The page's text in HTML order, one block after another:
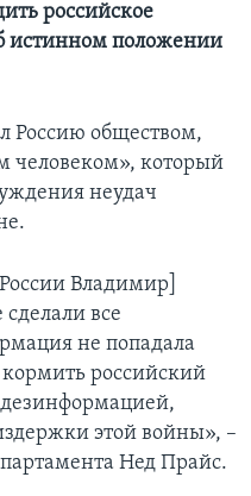
российское
истинном положении
Россию обществом,
человеком», который
неудач
Владимир]
все
не попадала
российский
этой войны», –
Нед Прайс.